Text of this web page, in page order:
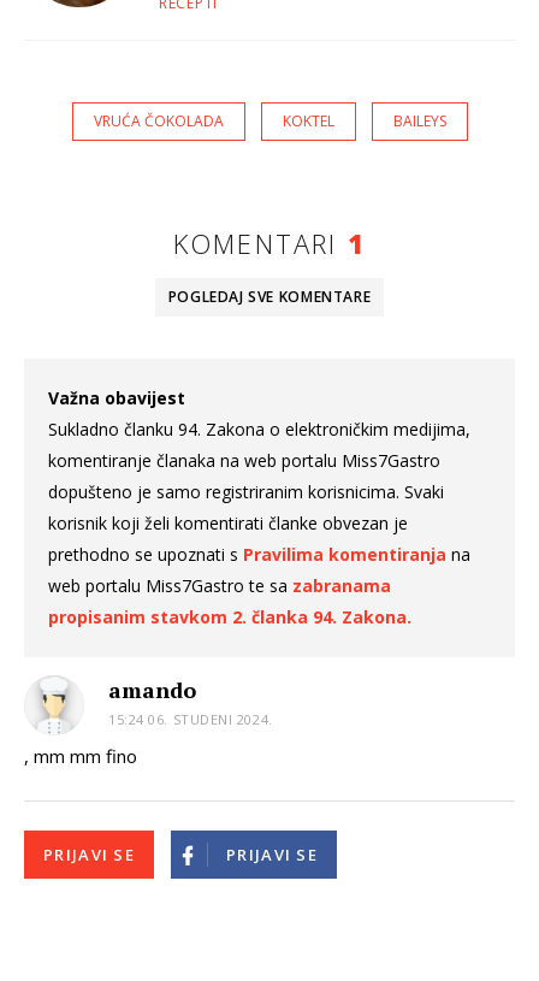
VRUĆA ČOKOLADA KOKTEL BAILEYS
KOMENTARI 1
POGLEDAJ SVE KOMENTARE
Važna obavijest
Sukladno članku 94. Zakona o elektroničkim medijima,
komentiranje članaka na web portalu Miss7Gastro
dopušteno je samo registriranim korisnicima. Svaki
korisnik koji želi komentirati članke obvezan je
prethodno se upoznati s Pravilima komentiranja na
web portalu Miss7Gastro te sa zabranama
propisanim stavkom 2. članka 94. Zakona.
amando
15:24 06. STUDENI 2024.
, mm mm fino
PRIJAVI SE PRIJAVI SE